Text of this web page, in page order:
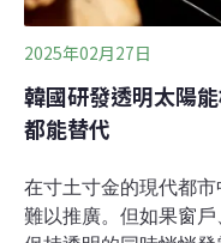
2025年02月27日
韓國研發透明太陽
都能替代
在寸土寸金的現代都
難以推廣。但如果窗